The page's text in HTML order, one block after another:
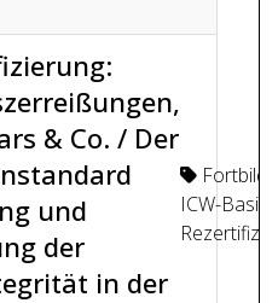
& Co. / Der
und
der
in der
ICW-